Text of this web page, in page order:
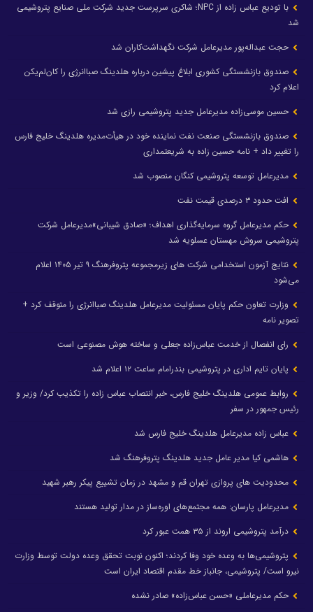
با تودیع عباس زاده از NPC؛ شاکری سرپرست جدید شرکت ملی صنایع پتروشیمی
شد
حجت عبداله‌پور مدیرعامل شرکت نگهداشت‌کاران شد
صندوق بازنشستگی کشوری ابلاغ پیشین درباره هلدینگ صباانرژی را کان‌لم‌یکن
اعلام کرد
حسین موسی‌زاده مدیرعامل جدید پتروشیمی رازی شد
صندوق بازنشستگی صنعت نفت نماینده خود در هیأت‌مدیره هلدینگ خلیج فارس
را تغییر داد + نامه حسین زاده به شریعتمداری
مدیرعامل توسعه پتروشیمی کنگان منصوب شد
افت حدود ۳ درصدی قیمت نفت
حکم مدیرعامل گروه سرمایه‌گذاری اهداف؛ «صادق شیبانی»مدیرعامل شرکت
پتروشیمی سروش مهستان عسلویه شد
نتایج آزمون استخدامی شرکت های زیرمجموعه پتروفرهنگ ۹ تیر ۱۴۰۵ اعلام
می‌شود
وزارت تعاون حکم پایان مسئولیت مدیرعامل هلدینگ صباانرژی را متوقف کرد +
تصویر نامه
رای انفصال از خدمت عباس‌زاده جعلی و ساخته هوش مصنوعی است
پایان تایم اداری در پتروشیمی بندرامام ساعت ۱۲ اعلام شد
روابط عمومی هلدینگ خلیج فارس، خبر انتصاب عباس زاده را تکذیب کرد/ وزیر و
رئیس جمهور در سفر
عباس زاده مدیرعامل هلدینگ خلیج فارس شد
هاشمی کیا مدیر عامل جدید هلدینگ پتروفرهنگ شد
محدودیت های پروازی تهران قم و مشهد در زمان تشییع پیکر رهبر شهید
مدیرعامل پارسان: همه مجتمع‌های اوره‌ساز در مدار تولید هستند
درآمد پتروشیمی اروند از ۳۵ همت عبور کرد
پتروشیمی‌ها به وعده خود وفا کردند؛ اکنون نوبت تحقق وعده دولت توسط وزارت
نیرو است/ پتروشیمی، جانباز خط مقدم اقتصاد ایران است
حکم مدیرعاملی «حسن عباس‌زاده» صادر نشده